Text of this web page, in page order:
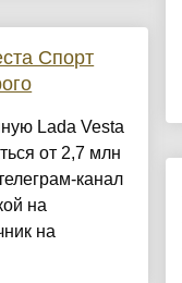
Спорт
Lada Vesta
от 2,7 млн
канал
на
на